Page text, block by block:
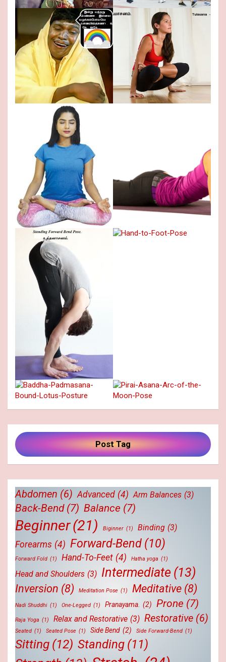
Post Tag
Abdomen (6) Advanced (4) Arm Balances (3)
Back-Bend (7) Balance (7)
Beginner(21) Biginner (1) Binding (3)
Forearms (4) Forward-Bend (10)
Forward Fold (1) Hand-To-Feet (4) Hatha yoga (1)
Head and Shoulders (3) Intermediate (13)
Inversion (8) Meditation Pose (1) Meditative (8)
Nadi Shuddhi (1) One-Legged (1) Pranayama. (2) Prone (7)
Raja Yoga (1) Relax and Restorative (3) Restorative (6)
Seated (1) Seated Pose (1) Side Bend (2) Side Forward-Bend (1)
Sitting (12) Standing (11)